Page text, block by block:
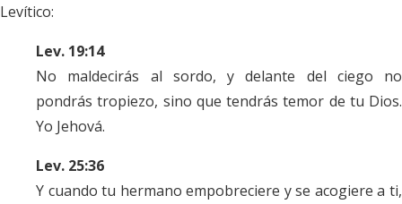
Levítico:
Lev. 19:14
No maldecirás al sordo, y delante del ciego no
pondrás tropiezo, sino que tendrás temor de tu Dios.
Yo Jehová.
Lev. 25:36
Y cuando tu hermano empobreciere y se acogiere a ti,